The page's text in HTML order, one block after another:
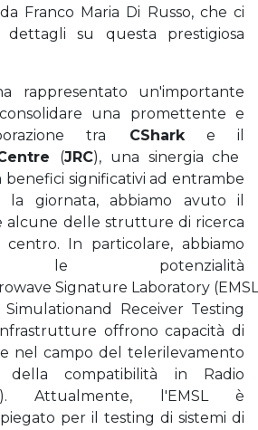
Franco Maria Di Russo, che ci
dettagli su questa prestigiosa
rappresentato un'importante
una promettente e
tra CSharke il
(JRC), una sinergia che
benefici significativi ad entrambe
la giornata, abbiamo avuto il
alcune delle strutture di ricerca
In particolare, abbiamo
le potenzialità
Signature Laboratory
Receiver Testing
offrono capacità di
nel campo del telerilevamento
compatibilità in Radio
Attualmente, l'EMSL è
per il testing di sistemi di